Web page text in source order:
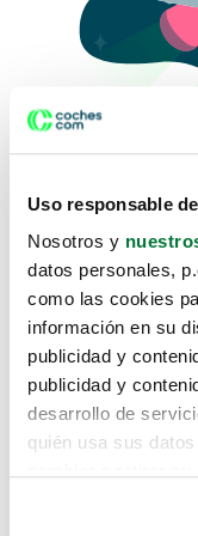
Uso responsable
Nosotros y
datos personales,
como las cookies
información en su
publicidad y
publicidad y
desarrollo de
quién usa sus
Lo
te hemos
Pero puedes
buscando en